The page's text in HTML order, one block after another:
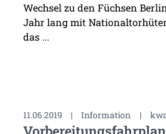
Wechsel zu den Füchsen
Jahr lang mit
das ...
11.06.2019 | Information |